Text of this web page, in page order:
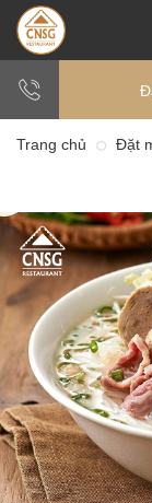
Trang chủ Đặt